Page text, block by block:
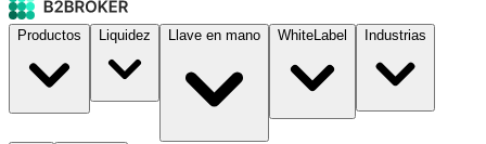
Productos Liquidez Llave en mano WhiteLabel Industrias